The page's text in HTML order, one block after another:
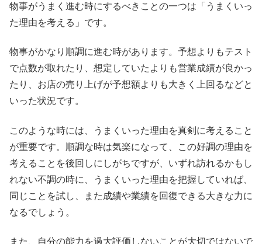
物事がうまく進む時にするべきことの一つは「うまくいっ
た理由を考える」です。
物事がかなり順調に進む時があります。予想よりもテスト
で点数が取れたり、想定していたよりも営業成績が良かっ
たり、お店の売り上げが予想額よりも大きく上回るなどと
いった状況です。
このような時には、うまくいった理由を真剣に考えること
が重要です。順調な時は気楽になって、この好調の理由を
考えることを後回しにしがちですが、いずれ訪れるかもし
れない不調の時に、うまくいった理由を把握していれば、
同じことを試し、また成績や業績を回復できる大きな力に
なるでしょう。
また、自分の能力を過大評価しないことが大切ではないで